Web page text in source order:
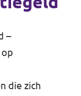
–
die zich